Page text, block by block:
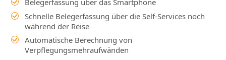
Belegerfassung über das Smartphone
Schnelle Belegerfassung über die Self-Services noch
während der Reise
Automatische Berechnung von
Verpflegungsmehraufwänden
Mitarbeiter Cockpit
Reisemanagement